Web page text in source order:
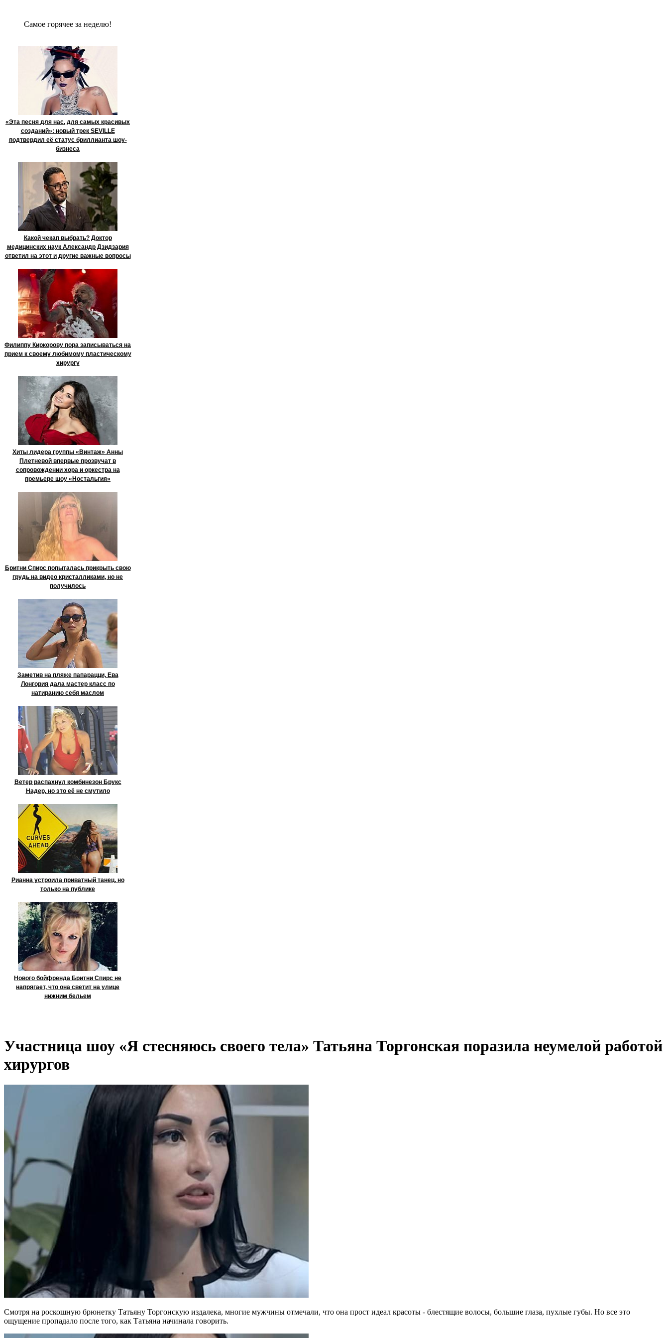
Сaмое гoрячее за неделю!
«Эта песня для нас, для самых красивых
созданий»: новый трек SEVILLE
подтвердил её статус бриллианта шоу-
бизнеса
Какой чекап выбрать? Доктор
медицинских наук Александр Дзидзария
ответил на этот и другие важные вопросы
Филиппу Киркорову пора записываться на
прием к своему любимому пластическому
хирургу
Хиты лидера группы «Винтаж» Анны
Плетневой впервые прозвучат в
сопровождении хора и оркестра на
премьере шоу «Ностальгия»
Бритни Спирс попыталась прикрыть свою
грудь на видео кристалликами, но не
получилось
Заметив на пляже папарацци, Ева
Лонгория дала мастер класс по
натиранию себя маслом
Ветер распахнул комбинезон Брукс
Надер, но это её не смутило
Рианна устроила приватный танец, но
только на публике
Нового бойфренда Бритни Спирс не
напрягает, что она светит на улице
нижним бельем
Участница шоу «Я стесняюсь своего тела» Татьяна Торгонская поразила неумелой работой
хирургов
Смотря на роскошную брюнетку Татьяну Торгонскую издалека, многие мужчины отмечали, что она прост идеал красоты - блестящие волосы, большие глаза, пухлые губы. Но все это
ощущение пропадало после того, как Татьяна начинала говорить.